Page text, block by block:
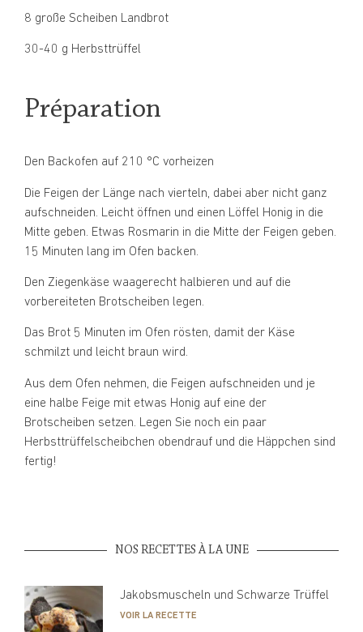
8 große Scheiben Landbrot
30-40 g Herbsttrüffel
Préparation
Den Backofen auf 210 °C vorheizen
Die Feigen der Länge nach vierteln, dabei aber nicht ganz
aufschneiden. Leicht öffnen und einen Löffel Honig in die
Mitte geben. Etwas Rosmarin in die Mitte der Feigen geben.
15 Minuten lang im Ofen backen.
Den Ziegenkäse waagerecht halbieren und auf die
vorbereiteten Brotscheiben legen.
Das Brot 5 Minuten im Ofen rösten, damit der Käse
schmilzt und leicht braun wird.
Aus dem Ofen nehmen, die Feigen aufschneiden und je
eine halbe Feige mit etwas Honig auf eine der
Brotscheiben setzen. Legen Sie noch ein paar
Herbsttrüffelscheibchen obendrauf und die Häppchen sind
fertig!
NOS RECETTES À LA UNE
Jakobsmuscheln und Schwarze Trüffel
VOIR LA RECETTE